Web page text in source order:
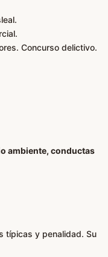
Concurso delictivo.
ambiente, conductas
típicas y penalidad. Su